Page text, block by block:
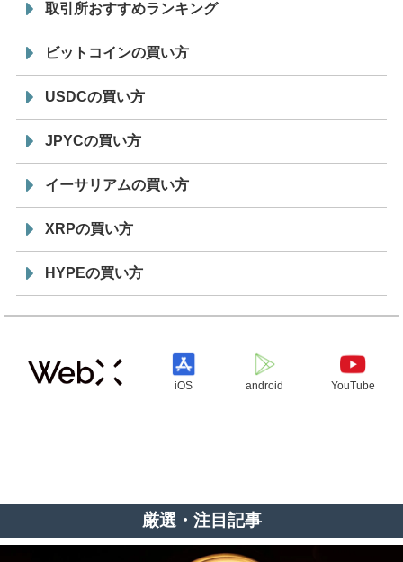
取引所おすすめランキング
ビットコインの買い方
USDCの買い方
JPYCの買い方
イーサリアムの買い方
XRPの買い方
HYPEの買い方
iOS android YouTube
厳選・注目記事